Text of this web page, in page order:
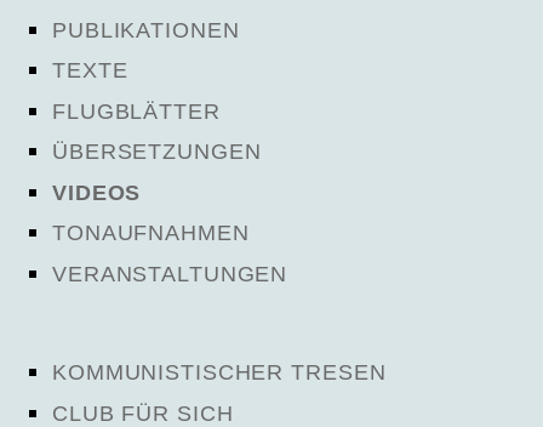
PUBLIKATIONEN
TEXTE
FLUGBLÄTTER
ÜBERSETZUNGEN
VIDEOS
TONAUFNAHMEN
VERANSTALTUNGEN
KOMMUNISTISCHER TRESEN
CLUB FÜR SICH